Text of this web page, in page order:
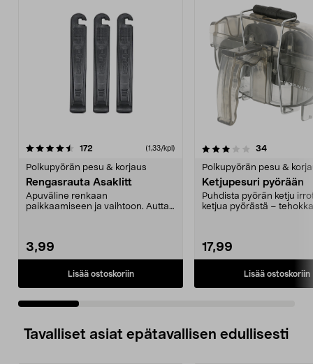
172 (1,33/kpl)
Polkupyörän pesu & korjaus
Rengasrauta Asaklitt
Apuväline renkaan
paikkaamiseen ja vaihtoon. Auttaa
3,99
Lisää ostoskoriin
3.5 viidestä
34arvostelut
Polkupyörän pesu &
Ketjupesuri pyörään
Puhdista pyörän ketju
ketjua pyörästä –
17,99
Lisää ostoskoriin
5.0 viidestä
Tavalliset asiat epätavallisen edullisesti